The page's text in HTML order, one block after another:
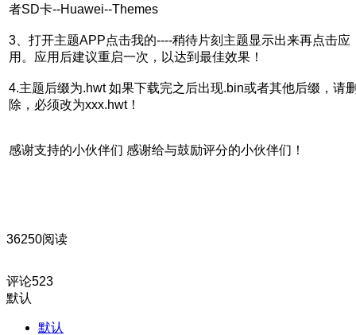
者SD卡--Huawei--Themes
3、打开主题APP点击我的----稍待片刻主题显示出来再点击应
用。应用后建议重启一次，以达到最佳效果！
4.主题后缀为.hwt 如果下载完之后出现.bin或者其他后缀，请
除，必须改为xxx.hwt！
感谢支持的小伙伴们 感谢给与鼓励评分的小伙伴们！
36250阅读
评论523
默认
默认